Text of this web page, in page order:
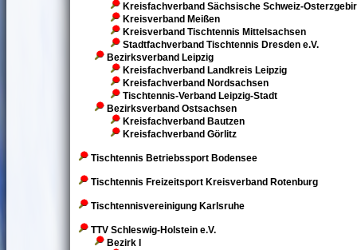
Kreisfachverband Sächsische Schweiz-
Kreisverband Meißen
Kreisverband Tischtennis Mittelsachsen
Stadtfachverband Tischtennis Dresden e.V.
Bezirksverband Leipzig
Kreisfachverband Landkreis Leipzig
Kreisfachverband Nordsachsen
Tischtennis-Verband Leipzig-Stadt
Bezirksverband Ostsachsen
Kreisfachverband Bautzen
Kreisfachverband Görlitz
Tischtennis Betriebssport Bodensee
Tischtennis Freizeitsport Kreisverband Rotenburg
Tischtennisvereinigung Karlsruhe
TTV Schleswig-Holstein e.V.
Bezirk I